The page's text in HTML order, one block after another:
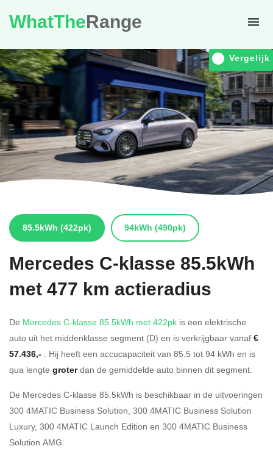
WhatTheRange
Vergelijk
85.5kWh (422pk) 94kWh (490pk)
Mercedes C-klasse 85.5kWh
met 477 km actieradius
De Mercedes C-klasse 85.5kWh met 422pk is een elektrische
auto uit het middenklasse segment (D) en is verkrijgbaar vanaf €
57.436,- . Hij heeft een accucapaciteit van 85.5 tot 94 kWh en is
qua lengte groterdan de gemiddelde auto binnen dit segment.
De Mercedes C-klasse 85.5kWh is beschikbaar in de uitvoeringen
300 4MATIC Business Solution, 300 4MATIC Business Solution
Luxury, 300 4MATIC Launch Edition en 300 4MATIC Business
Solution AMG.